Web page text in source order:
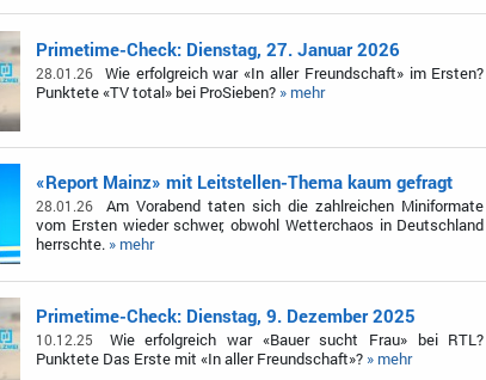
Primetime-Check: Dienstag, 27. Januar 2026
28.01.26
Wie erfolgreich war «In aller Freundschaft» im Ersten?
Punktete «TV total» bei ProSieben? » mehr
«Report Mainz» mit Leitstellen-Thema kaum gefragt
28.01.26
Am Vorabend taten sich die zahlreichen Miniformate
vom Ersten wieder schwer, obwohl Wetterchaos in Deutschland
herrschte. » mehr
Primetime-Check: Dienstag, 9. Dezember 2025
10.12.25
Wie erfolgreich war «Bauer sucht Frau» bei RTL?
Punktete Das Erste mit «In aller Freundschaft»? » mehr